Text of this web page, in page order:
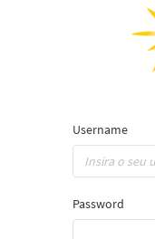
Username
Password